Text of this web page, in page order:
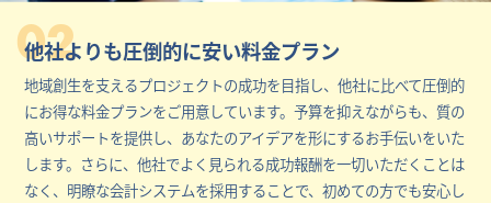
02
他社よりも圧倒的に安い料金プラン
地域創生を支えるプロジェクトの成功を目指し、他社に比べて圧倒的
にお得な料金プランをご用意しています。予算を抑えながらも、質の
高いサポートを提供し、あなたのアイデアを形にするお手伝いをいた
します。さらに、他社でよく見られる成功報酬を一切いただくことは
なく、明瞭な会計システムを採用することで、初めての方でも安心し